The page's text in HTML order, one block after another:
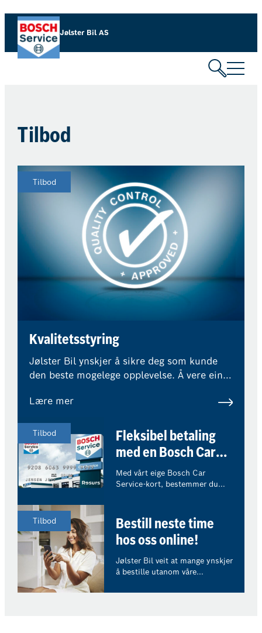
Hopp
innhold
Jølster Bil AS
Tilbod
Tilbod
Kvalitetsstyring
Jølster Bil ynskjer å sikre deg som kunde
den beste mogelege opplevelse. Å vere ein
ekspertar overvaker våre
Lære mer
Tilbod
Fleksibel betaling
med en Bosch Car
Service-konto
Med vårt eige Bosch Car
Service-kort, bestemmer du
Tilbod
Bestill neste time
hos oss online!
Jølster Bil veit at mange ynskjer
å bestille utanom våre
kan du bestille time online, og